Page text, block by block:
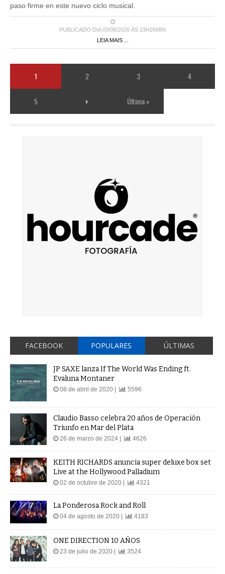
paso firme en este nuevo ciclo musical.
PUBLICADO DIA 03/08/2026 ÀS 23H26MIN
LEIA MAIS ...
1 2 3 4
5 Última »
FACEBOOK POPULARES ÚLTIMAS
JP SAXE lanza If The World Was Ending ft.
Evaluna Montaner
08 de abril de 2020 | 5596
Claudio Basso celebra 20 años de Operación
Triunfo en Mar del Plata
26 de marzo de 2024 | 4626
KEITH RICHARDS anuncia super deluxe box set
Live at the Hollywood Palladium
02 de octubre de 2020 | 4321
La Ponderosa Rock and Roll
04 de agosto de 2020 | 4183
ONE DIRECTION 10 AÑOS
23 de julio de 2020 | 3524